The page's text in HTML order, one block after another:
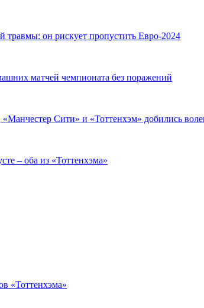
травмы: он рискует пропустить Евро-2024
матчей чемпионата без поражений
Сити» и «Тоттенхэм» добились
– оба из «Тоттенхэма»
«Тоттенхэма»